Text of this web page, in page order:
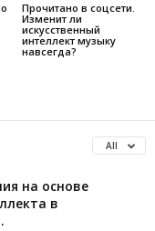
Прочитано в соцсети.
Изменит ли
искусственный
интеллект музыку
навсегда?
All
на основе
в